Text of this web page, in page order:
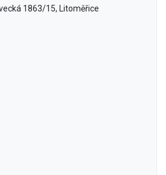
1863/15, Litoměřice